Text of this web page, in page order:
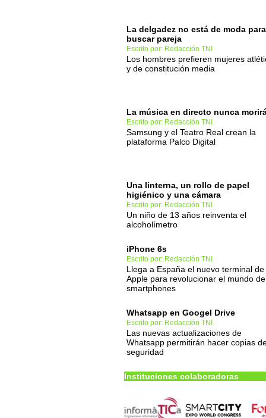
La delgadez no está de moda para
buscar pareja
Escrito por: Redacción TNI
Los hombres prefieren mujeres
y de constitución media
La música en directo nunca
Escrito por: Redacción TNI
Samsung y el Teatro Real crean la
plataforma Palco Digital
Una linterna, un rollo de papel
higiénico y una cámara
Escrito por: Redacción TNI
Un niño de 13 años reinventa el
alcoholímetro
iPhone 6s
Escrito por: Redacción TNI
Llega a España el nuevo terminal de
Apple para revolucionar el mundo
smartphones
Whatsapp en Googel Drive
Escrito por: Redacción TNI
Las nuevas actualizaciones de
Whatsapp permitirán hacer copias
seguridad
Instituciones colaboradoras